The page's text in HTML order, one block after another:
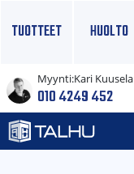
TUOTTEET HUOLTO
Myynti:Kari Kuusela
010 4249 452